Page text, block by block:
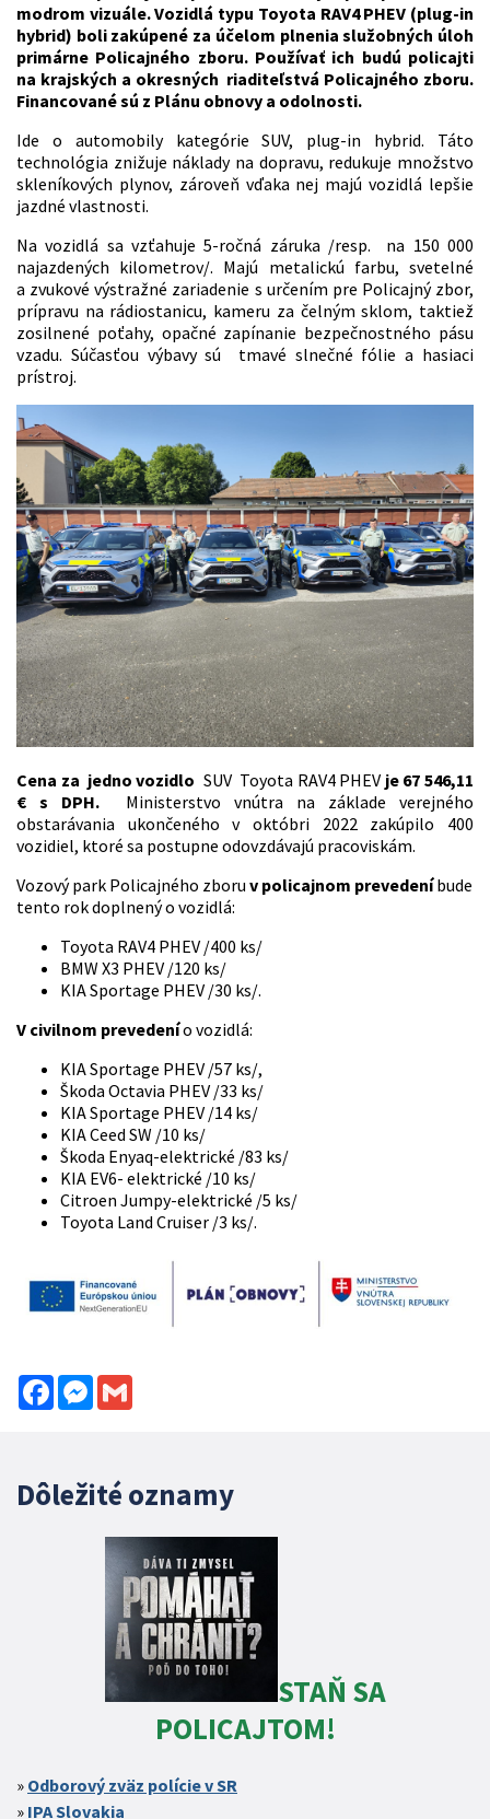
modrom vizuále. Vozidlá typu Toyota RAV4 PHEV (plug-in
hybrid) boli zakúpené za účelom plnenia služobných úloh
primárne Policajného zboru. Používať ich budú policajti
na krajských a okresných riaditeľstvá Policajného zboru.
Financovanésú z Plánu obnovy a odolnosti.
Ide o automobily kategórie SUV, plug-in hybrid. Táto
technológia znižuje náklady na dopravu, redukuje množstvo
skleníkových plynov, zároveň vďaka nej majú vozidlá lepšie
jazdné vlastnosti.
Na vozidlá sa vzťahuje 5-ročná záruka /resp. na 150 000
najazdených kilometrov/. Majú metalickú farbu, svetelné
a zvukové výstražné zariadenie s určením pre Policajný zbor,
prípravu na rádiostanicu, kameru za čelným sklom, taktiež
zosilnené poťahy, opačné zapínanie bezpečnostného pásu
vzadu. Súčasťou výbavy sú tmavé slnečné fólie a hasiaci
prístroj.
Cena za jedno vozidlo SUV Toyota RAV4 PHEV je 67 546,11
€ s DPH.
Ministerstvo vnútra na základe verejného
obstarávania ukončeného v októbri 2022 zakúpilo 400
vozidiel, ktoré sa postupne odovzdávajú pracoviskám.
Vozový park Policajného zboru v policajnom prevedeníbude
tento rok doplnený o vozidlá:
Toyota RAV4 PHEV /400 ks/
BMW X3 PHEV /120 ks/
KIA Sportage PHEV /30 ks/.
V civilnom prevedenío vozidlá:
KIA Sportage PHEV /57 ks/,
Škoda Octavia PHEV /33 ks/
KIA Sportage PHEV /14 ks/
KIA Ceed SW /10 ks/
Škoda Enyaq-elektrické /83 ks/
KIA EV6- elektrické /10 ks/
Citroen Jumpy-elektrické /5 ks/
Toyota Land Cruiser /3 ks/.
FacebookMessenger
Dôležité oznamy
STAŇ SA
POLICAJTOM!
Odborový zväz polície v SR
IPA Slovakia